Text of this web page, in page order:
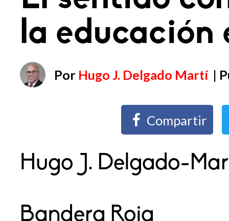
la educación
Por Hugo J. Delgado Martí |
Compartir
Hugo J. Delgado-
Bandera Roja